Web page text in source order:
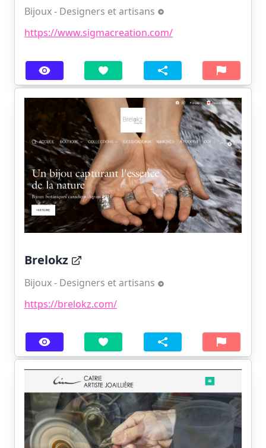
Bijoux - Designers et artisans
https://www.sigmacreation.com/
Brelokz
Bijoux - Designers et artisans
https://brelokz.com/